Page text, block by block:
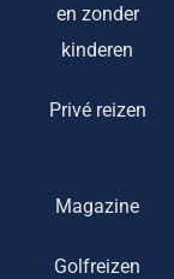
en zonder
kinderen
Privé reizen
Magazine
Golfreizen